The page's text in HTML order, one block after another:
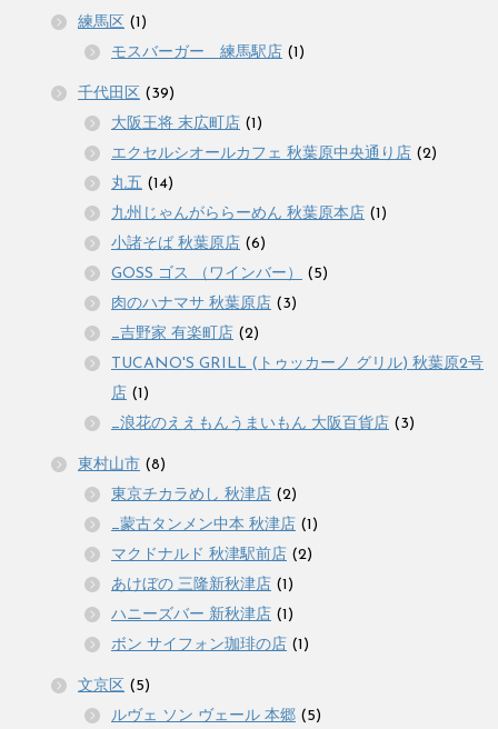
練馬区 (1)
モスバーガー 練馬駅店 (1)
千代田区 (39)
大阪王将 末広町店 (1)
エクセルシオールカフェ 秋葉原中央通り店 (2)
丸五 (14)
九州じゃんがららーめん 秋葉原本店 (1)
小諸そば 秋葉原店 (6)
GOSS ゴス （ワインバー）
(5)
肉のハナマサ 秋葉原店 (3)
_吉野家 有楽町店 (2)
TUCANO'S GRILL (トゥッカーノ グリル) 秋葉原2号
店 (1)
_浪花のええもんうまいもん 大阪百貨店 (3)
東村山市 (8)
東京チカラめし 秋津店 (2)
_蒙古タンメン中本 秋津店 (1)
マクドナルド 秋津駅前店 (2)
あけぼの 三隆新秋津店 (1)
ハニーズバー 新秋津店 (1)
ボン サイフォン珈琲の店 (1)
文京区 (5)
ルヴェ ソン ヴェール 本郷 (5)